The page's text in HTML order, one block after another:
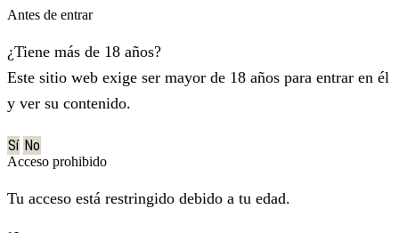
Antes de entrar
¿Tiene más de 18 años?
Este sitio web exige ser mayor de 18 años para entrar en él
y ver su contenido.
Sí No
Acceso prohibido
Tu acceso está restringido debido a tu edad.